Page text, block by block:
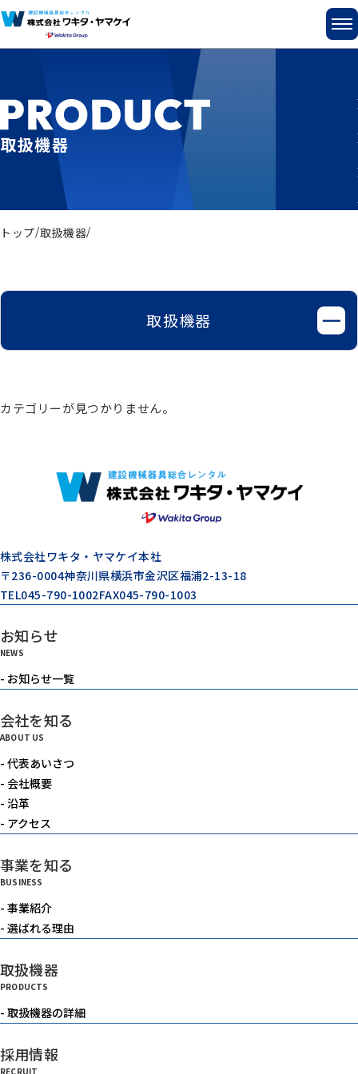
取扱機器
トップ 取扱機器
取扱機器
エアードライヤー
ゼネレータ（発電機）
モルタル注入機器
電動機器
送風機・集塵機・掃除機
水中ポンプ
重機
ベルトコンベアー
カテゴリーが見つかりません。
株式会社ワキタ・ヤマケイ本社
〒236-0004神奈川県横浜市金沢区福浦2-13-18
TEL045-790-1002FAX045-790-1003
お知らせ
NEWS
- お知らせ一覧
会社を知る
ABOUT US
- 代表あいさつ
- 会社概要
- 沿革
- アクセス
事業を知る
BUSINESS
- 事業紹介
- 選ばれる理由
取扱機器
PRODUCTS
- 取扱機器の詳細
採用情報
RECRUIT